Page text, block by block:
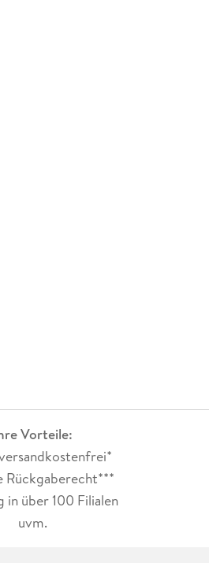
Vorteile:
Rückgaberecht***
in über 100 Filialen
uvm.